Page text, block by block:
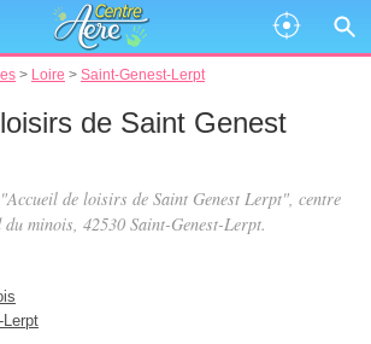
> Loire > Saint-Genest-Lerpt
de Saint Genest
de loisirs de Saint Genest Lerpt", centre
du minois, 42530 Saint-Genest-Lerpt.